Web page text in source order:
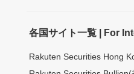
各国サイト一覧 | For
Rakuten Securities Hong